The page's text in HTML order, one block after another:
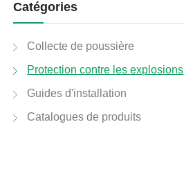
Catégories
Collecte de poussière
Protection contre les explosions
Guides d'installation
Catalogues de produits